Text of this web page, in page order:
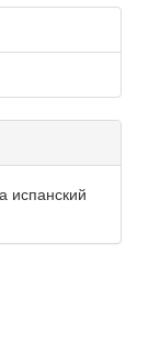
испанский